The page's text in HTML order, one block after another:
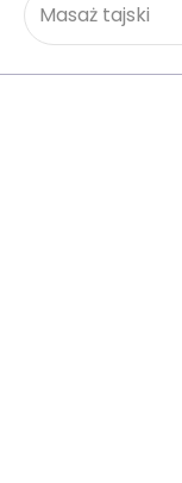
Masaż tajski